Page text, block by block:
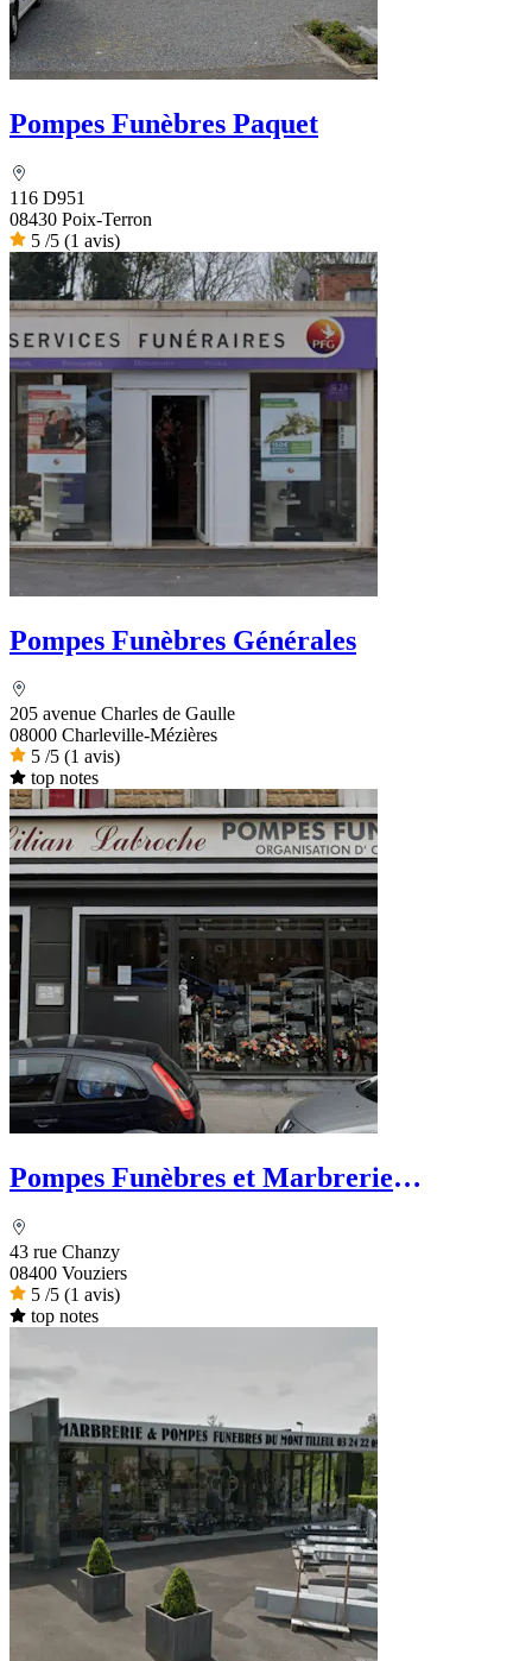
Pompes Funèbres Paquet
116 D951
08430 Poix-Terron
5 /5 (1 avis)
Pompes Funèbres Générales
205 avenue Charles de Gaulle
08000 Charleville-Mézières
5 /5 (1 avis)
top notes
Pompes Funèbres et Marbrerie
43 rue Chanzy
08400 Vouziers
5 /5 (1 avis)
top notes